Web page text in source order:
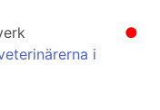
●
i